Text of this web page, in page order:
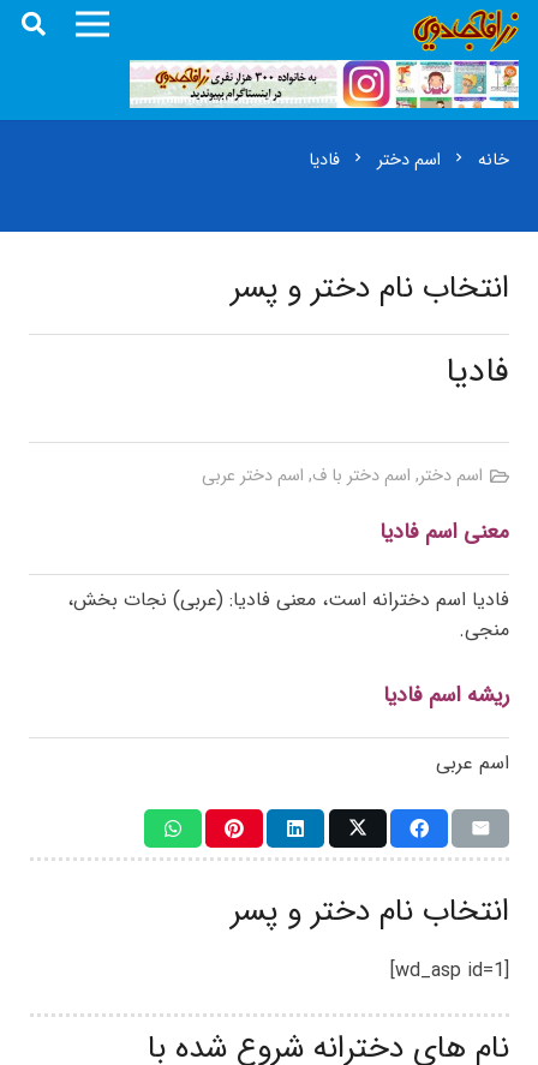
خانه chevron_right اسم دختر chevron_right فادیا
انتخاب نام دختر و پسر
فادیا
اسم دختر, اسم دختر با ف, اسم دختر عربی
معنی اسم فادیا
فادیا اسم دخترانه است، معنی فادیا: (عربی) نجات بخش،
منجی.
ریشه اسم فادیا
اسم عربی
انتخاب نام دختر و پسر
[wd_asp id=1]
نام های دخترانه شروع شده با